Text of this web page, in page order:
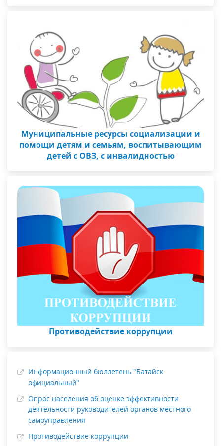
Муниципальные ресурсы социализации и
помощи детям и семьям, воспитывающим
детей с ОВЗ, с инвалидностью
Противодействие коррупции
Информационный бюллетень "Батайск
официальный"
Опрос населения об оценке эффективности
деятельности руководителей органов местного
самоуправления
Противодействие коррупции